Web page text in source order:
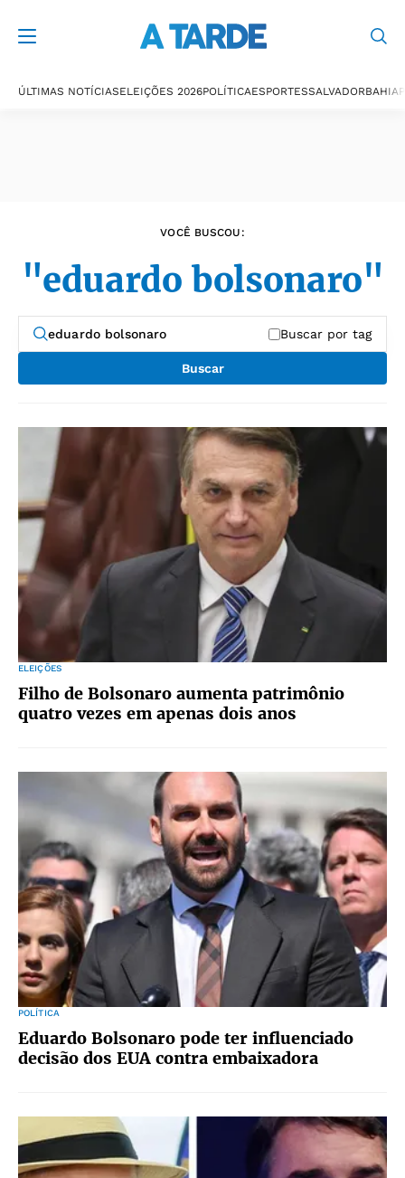
ÚLTIMAS NOTÍCIASELEIÇÕES 2026POLÍTICAESPORTESSALVADORBAHIA
VOCÊ BUSCOU:
"eduardo bolsonaro"
Buscar por tag
Buscar
ELEIÇÕES
Filho de Bolsonaro aumenta patrimônio
quatro vezes em apenas dois anos
POLÍTICA
Eduardo Bolsonaro pode ter influenciado
decisão dos EUA contra embaixadora